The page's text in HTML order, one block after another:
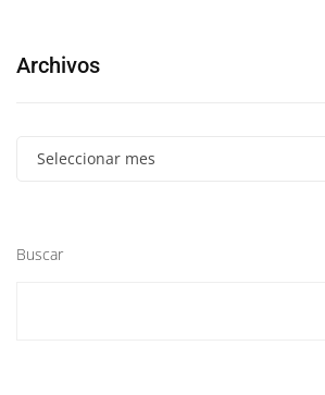
Archivos
Seleccionar mes
Buscar